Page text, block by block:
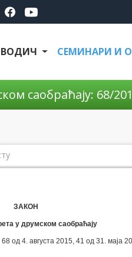
ВОДИЧ СЕМИНАРИ И
саобраћају: 68/
ЗАКОН
у друмском саобраћају
од 4. августа 2015, 41 од 31. маја